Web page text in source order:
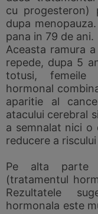
cu progesteron)
dupa
pana in 79 de ani.
Aceasta ramura
repede, dupa 5
totusi, femeile
hormonal
aparitie al
atacului cerebral
a semnalat nici o
reducere a
Pe alta parte
(tratamentul
Rezultatele
hormonala este